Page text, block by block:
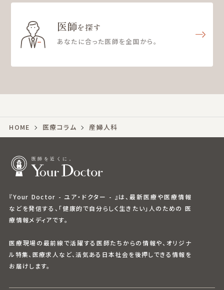
医師を探す
あなたに合った医師を全国から。
HOME 医療コラム 産婦人科
『Your Doctor - ユア・ドクター - 』は、最新医療や医療情報
などを発信する、「健康的で自分らしく生きたい」人のための 医
療情報メディアです。
医療現場の最前線で活躍する医師たちからの情報や、オリジナ
ル特集、医療求人など、活気ある日本社会を後押しできる情報を
お届けします。